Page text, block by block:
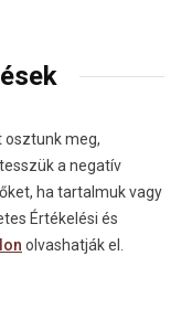
osztunk meg,
a negatív
ha tartalmuk vagy
Értékelési és
olvashatják el.